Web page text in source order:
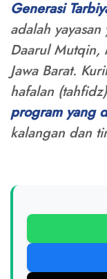
Generasi
adalah
Daarul Mutqin,
Jawa Barat.
hafalan
program yang
kalangan dan